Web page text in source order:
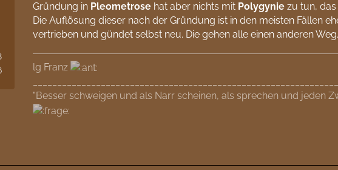
Gründung in Pleometrose hat aber nichts mit Polygynie zu tun,
Die Auflösung dieser nach der Gründung ist in den meisten Fällen
vertrieben und gündet selbst neu. Die gehen alle einen anderen
lg Franz
"Besser schweigen und als Narr scheinen, als sprechen und jeden